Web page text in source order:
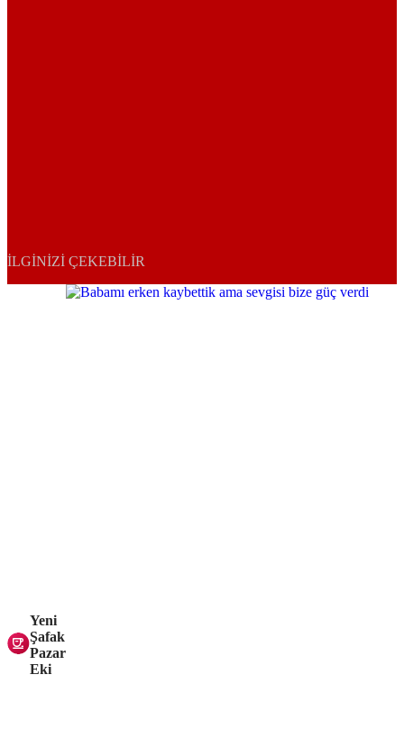
İLGINIZI ÇEKEBILIR
Yeni
Şafak
Pazar
Eki